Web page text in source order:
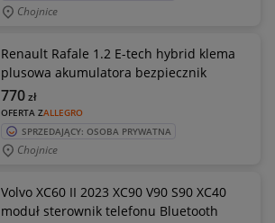
Chojnice
Renault Rafale 1.2 E-tech hybrid klema
plusowa akumulatora bezpiecznik
OFERTA ZALLEGRO
770zł
SPRZEDAJĄCY: OSOBA PRYWATNA
Chojnice
Volvo XC60 II 2023 XC90 V90 S90 XC40
moduł sterownik telefonu Bluetooth